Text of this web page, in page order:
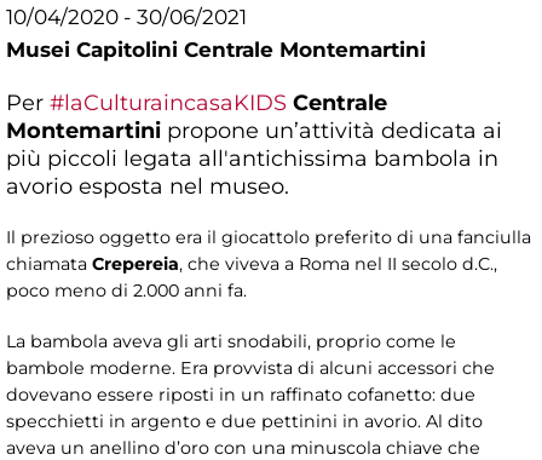
10/04/2020 - 30/06/2021
Musei Capitolini Centrale Montemartini
Per #laCulturaincasaKIDS Centrale
Montemartini propone un’attività dedicata ai
più piccoli legata all'antichissima bambola in
avorio esposta nel museo.
Il prezioso oggetto era il giocattolo preferito di una fanciulla
chiamata Crepereia, che viveva a Roma nel II secolo d.C.,
poco meno di 2.000 anni fa.
La bambola aveva gli arti snodabili, proprio come le
bambole moderne. Era provvista di alcuni accessori che
dovevano essere riposti in un raffinato cofanetto: due
specchietti in argento e due pettinini in avorio. Al dito
aveva un anellino d’oro con una minuscola chiave che